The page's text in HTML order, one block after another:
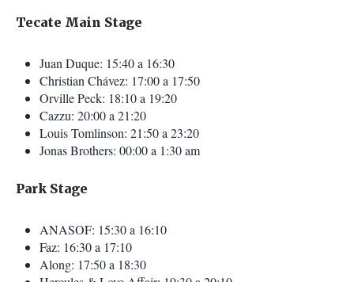
Tecate Main Stage
Juan Duque: 15:40 a 16:30
Christian Chávez: 17:00 a 17:50
Orville Peck: 18:10 a 19:20
Cazzu: 20:00 a 21:20
Louis Tomlinson: 21:50 a 23:20
Jonas Brothers: 00:00 a 1:30 am
Park Stage
ANASOF: 15:30 a 16:10
Faz: 16:30 a 17:10
Along: 17:50 a 18:30